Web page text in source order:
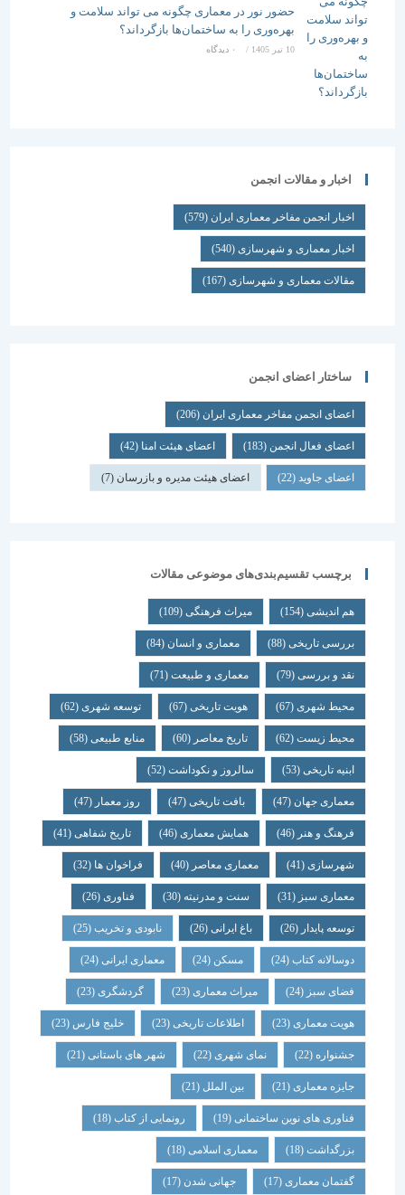
حضور نور در معماری چگونه می تواند سلامت و
بهره‌وری را به ساختمان‌ها بازگرداند؟
/ ۰ دیدگاه
اخبار و مقالات انجمن
اخبار انجمن مفاخر معماری ایران (579)
اخبار معماری و شهرسازی(540)
مقالات معماری و شهرسازی(167)
ساختار اعضای انجمن
اعضای انجمن مفاخر معماری ایران (206)
اعضای فعال انجمن(183) اعضای هیئت امنا(42)
اعضای جاوید(22) اعضای هیئت مدیره و بازرسان(7)
برچسب تقسیم‌بندی‌های موضوعی مقالات
هم اندیشی (154) میراث فرهنگی (109)
بررسی تاریخی (88) معماری و انسان (84)
نقد و بررسی (79) معماری و طبیعت (71)
محیط شهری(67) هویت تاریخی(67) توسعه شهری(62)
محیط زیست(62) تاریخ معاصر(60) منابع طبیعی(58)
ابنیه تاریخی(53) سالروز و نکوداشت(52)
معماری جهان (47) بافت تاریخی(47) روز معمار(47)
فرهنگ و هنر(46) همایش معماری (46) تاریخ شفاهی (41)
شهرسازی(41) معماری معاصر(40) فراخوان ها (32)
معماری سبز(31) سنت و مدرنیته(30) فناوری (26)
توسعه پایدار(26) باغ ایرانی(26) نابودی و تخریب(25)
دوسالانه کتاب(24) مسکن (24) معماری ایرانی(24)
فضای سبز(24) میراث معماری (23) گردشگری (23)
هویت معماری (23) اطلاعات تاریخی(23) خلیج فارس(23)
جشنواره(22) نمای شهری(22) شهر های باستانی (21)
جایزه معماری (21) بین الملل(21)
فناوری های نوین ساختمانی(19) رونمایی از کتاب (18)
بزرگداشت (18) معماری اسلامی(18)
گفتمان معماری (17) جهانی شدن(17)